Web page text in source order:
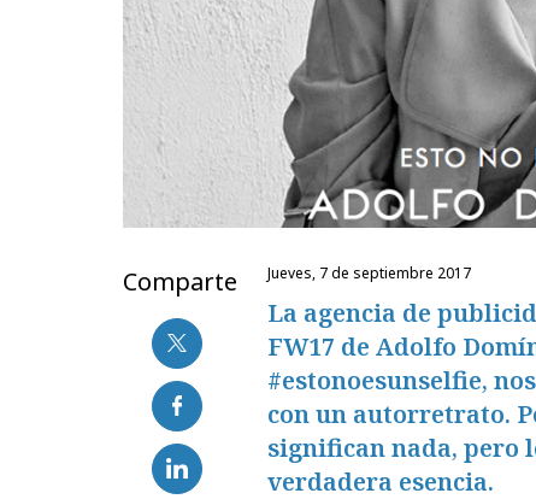
Comparte jueves, 7 de septiembre 2017
La agencia de
FW17 de Adolfo
#estonoesunselfie,
con un autorretrato.
significan nada, pero
verdadera esencia.